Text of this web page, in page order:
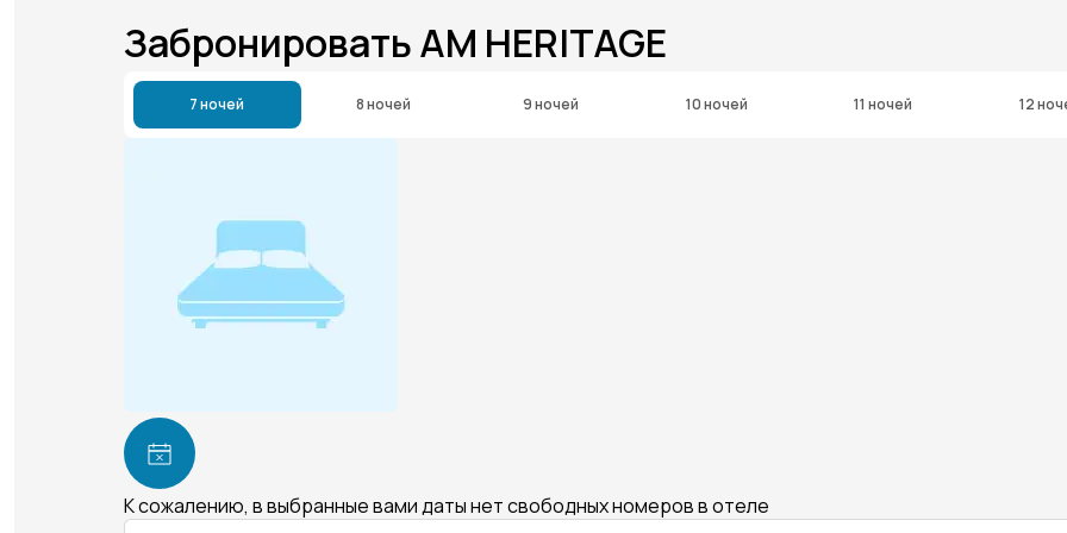
Забронировать AM HERITAGE
7 ночей 8 ночей 9 ночей 10 ночей 11 ночей 12
К сожалению, в выбранные вами даты нет свободных номеров в отеле